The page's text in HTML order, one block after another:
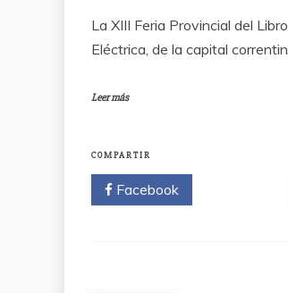
La XIII Feria Provincial del
Eléctrica, de la capital
Leer más
COMPARTIR
Facebook